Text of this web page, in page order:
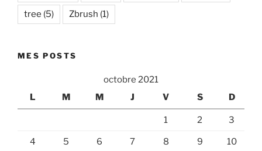
tree (5) Zbrush (1)
MES POSTS
octobre 2021
L
M M J V S D
1 2 3
4 5 6 7 8 9 10